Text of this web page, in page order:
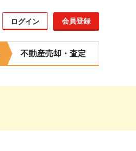
ログイン 会員登録
不動産売却・査定